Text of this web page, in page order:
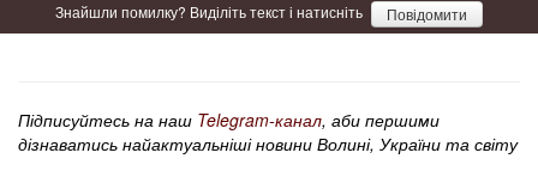
Знайшли помилку? Виділіть текст і натисніть Повідомити
Підписуйтесь на наш Telegram-канал, аби першими
дізнаватись найактуальніші новини Волині, України та світу